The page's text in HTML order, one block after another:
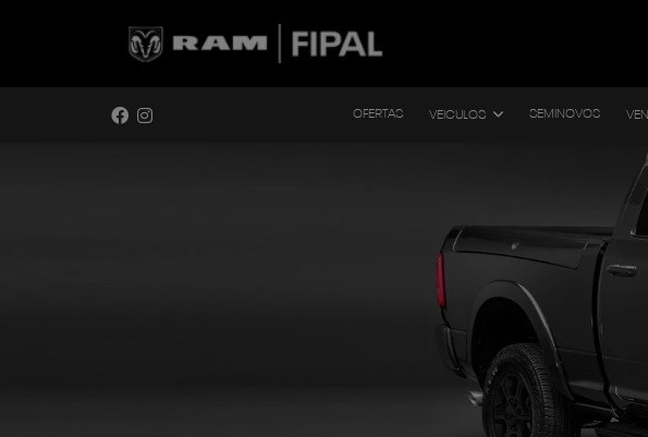
OFERTAS VEICULOS SEMINOVOS